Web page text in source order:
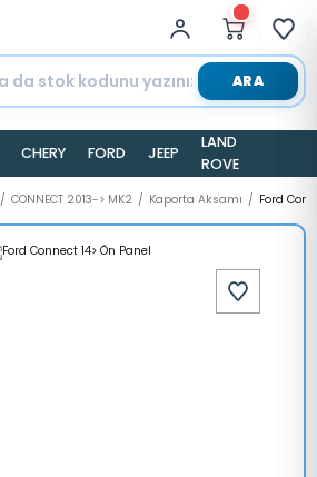
ARA
CHERY FORD JEEP
LAND
ROVER
CONNECT 2013-> MK2 Kaporta Aksamı Ford